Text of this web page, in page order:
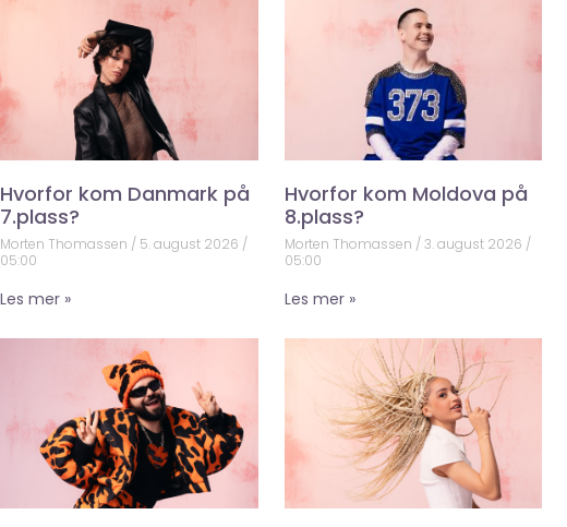
Hvorfor kom Danmark på
7.plass?
Morten Thomassen
5. august 2026
05:00
Les mer »
Hvorfor kom Moldova på
8.plass?
Morten Thomassen 3. august 2026
05:00
Les mer »